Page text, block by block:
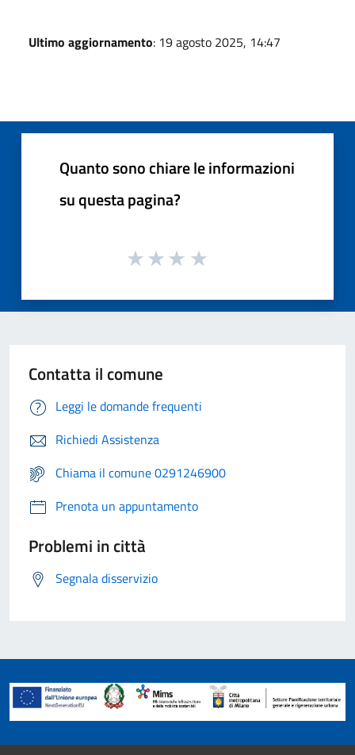
Ultimo aggiornamento: 19 agosto 2025, 14:47
Quanto sono chiare le informazioni
su questa pagina?
Contatta il comune
Leggi le domande frequenti
Richiedi Assistenza
Chiama il comune 0291246900
Prenota un appuntamento
Problemi in città
Segnala disservizio